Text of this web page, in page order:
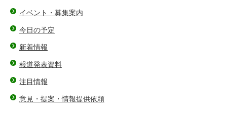
イベント・募集案内
今日の予定
新着情報
報道発表資料
注目情報
意見・提案・情報提供依頼